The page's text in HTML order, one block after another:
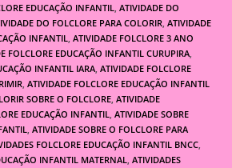
EDUCAÇÃO INFANTIL, ATIVIDADE DO
DO FOLCLORE PARA COLORIR, ATIVIDADE
INFANTIL, ATIVIDADE FOLCLORE 3 ANO
FOLCLORE EDUCAÇÃO INFANTIL CURUPIRA,
INFANTIL IARA, ATIVIDADE FOLCLORE
, ATIVIDADE FOLCLORE EDUCAÇÃO INFANTIL
SOBRE O FOLCLORE, ATIVIDADE
EDUCAÇÃO INFANTIL, ATIVIDADE SOBRE
, ATIVIDADE SOBRE O FOLCLORE PARA
FOLCLORE EDUCAÇÃO INFANTIL BNCC,
INFANTIL MATERNAL, ATIVIDADES